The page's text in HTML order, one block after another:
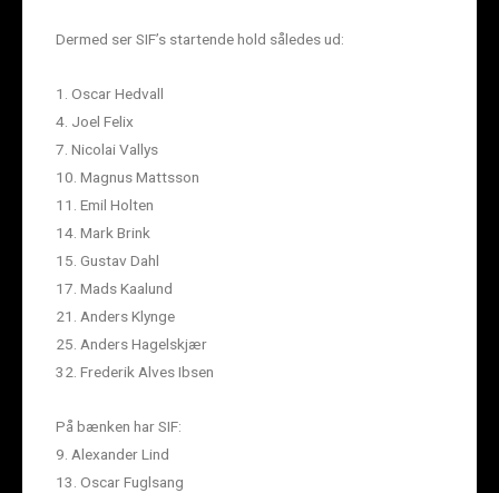
Dermed ser SIF’s startende hold således ud:
1. Oscar Hedvall
4. Joel Felix
7. Nicolai Vallys
10. Magnus Mattsson
11. Emil Holten
14. Mark Brink
15. Gustav Dahl
17. Mads Kaalund
21. Anders Klynge
25. Anders Hagelskjær
32. Frederik Alves Ibsen
På bænken har SIF:
9. Alexander Lind
13. Oscar Fuglsang